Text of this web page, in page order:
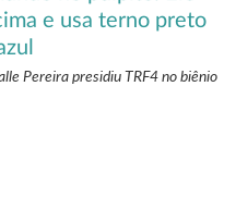
Pereira presidiu TRF4 no biênio